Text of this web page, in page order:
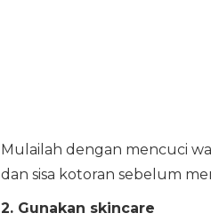
Mulailah dengan mencuci
dan sisa kotoran sebelum
2. Gunakan skincare